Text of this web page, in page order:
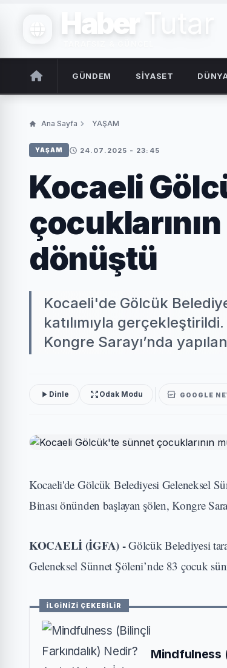
Haber Tutar
GÜNDEM SİYASET
Ana Sayfa YAŞAM
YAŞAM 24.07.2025 - 23:45
Kocaeli
dönüştü
Kocaeli'de Gölcük
katılımıyla
Kongre Sarayı’nda
Dinle Odak Modu GOOGLE
Kocaeli'de Gölcük Belediyesi Geleneksel
Binası önünden başlayan şölen, Kongre
KOCAELİ (İGFA) -Gölcük Belediyesi
Geleneksel Sünnet Şöleni’nde 83 çocuk
İLGİNİZİ ÇEKEBİLİR
Mindfulness